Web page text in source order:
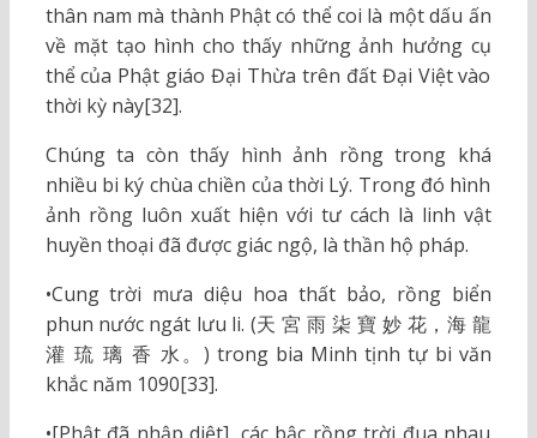
thân nam mà thành Phật có thể coi là một dấu ấn
về mặt tạo hình cho thấy những ảnh hưởng cụ
thể của Phật giáo Đại Thừa trên đất Đại Việt vào
thời kỳ này[32].
Chúng ta còn thấy hình ảnh rồng trong khá
nhiều bi ký chùa chiền của thời Lý. Trong đó hình
ảnh rồng luôn xuất hiện với tư cách là linh vật
huyền thoại đã được giác ngộ, là thần hộ pháp.
•Cung trời mưa diệu hoa thất bảo, rồng biển
phun nước ngát lưu li. (天 宮 雨 柒 寶 妙 花，海 龍
灌 琉 璃 香 水。) trong bia Minh tịnh tự bi văn
khắc năm 1090[33].